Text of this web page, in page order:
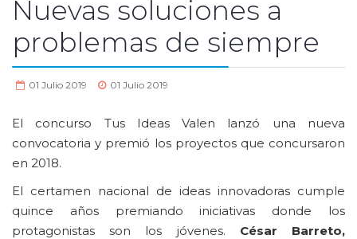
Nuevas soluciones a
problemas de siempre
01 Julio 2019 01 Julio 2019
El concurso Tus Ideas Valen lanzó una nueva
convocatoria y premió los proyectos que concursaron
en 2018.
El certamen nacional de ideas innovadoras cumple
quince años premiando iniciativas donde los
protagonistas son los jóvenes. César Barreto,